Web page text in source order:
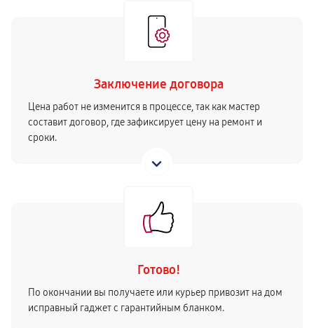
Заключение договора
Цена работ не изменится в процессе, так как мастер
составит договор, где зафиксирует цену на ремонт и
сроки.
Готово!
По окончании вы получаете или курьер привозит на дом
исправный гаджет с гарантийным бланком.